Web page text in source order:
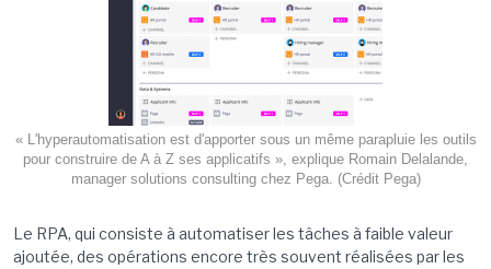
« L'hyperautomatisation est d'apporter sous un même parapluie les outils
pour construire de A à Z ses applicatifs », explique Romain Delalande,
manager solutions consulting chez Pega. (Crédit Pega)
Le RPA, qui consiste à automatiser les tâches à faible valeur
ajoutée, des opérations encore très souvent réalisées par les